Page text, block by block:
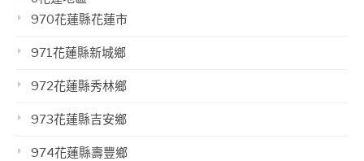
970花蓮縣花蓮市
971花蓮縣新城鄉
972花蓮縣秀林鄉
973花蓮縣吉安鄉
974花蓮縣壽豐鄉